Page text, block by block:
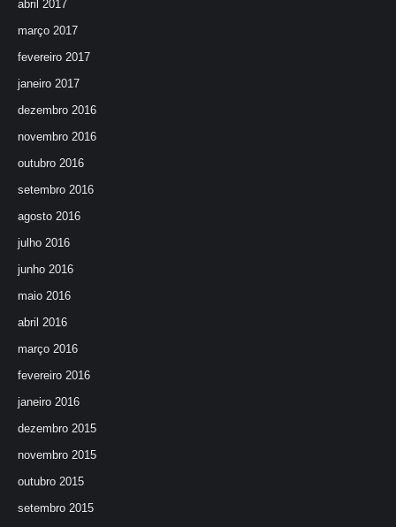
abril 2017
março 2017
fevereiro 2017
janeiro 2017
dezembro 2016
novembro 2016
outubro 2016
setembro 2016
agosto 2016
julho 2016
junho 2016
maio 2016
abril 2016
março 2016
fevereiro 2016
janeiro 2016
dezembro 2015
novembro 2015
outubro 2015
setembro 2015